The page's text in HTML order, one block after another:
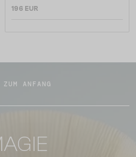
196 EUR
ZUM ANFANG